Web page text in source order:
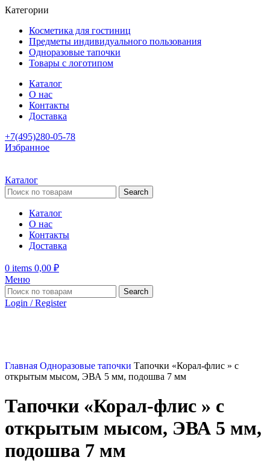
Категории
Косметика для гостиниц
Предметы индивидуального пользования
Одноразовые тапочки
Товары с логотипом
Каталог
О нас
Контакты
Доставка
+7(495)280-05-78
Избранное
Каталог
Search
Каталог
О нас
Контакты
Доставка
0 items 0,00 ₽
Меню
Search
Login / Register
Главная Одноразовые тапочки Тапочки «Корал-флис » с
открытым мысом, ЭВА 5 мм, подошва 7 мм
Тапочки «Корал-флис » с
открытым мысом, ЭВА 5 мм,
подошва 7 мм